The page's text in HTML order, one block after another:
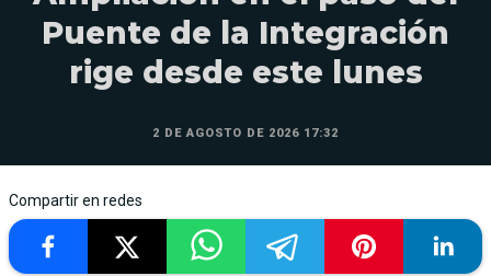
Puente de la Integración
rige desde este lunes
2 DE AGOSTO DE 2026 17:32
Compartir en redes